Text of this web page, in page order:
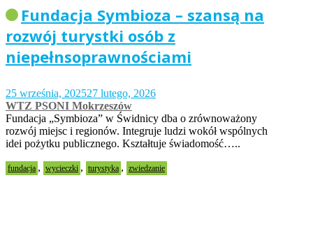
Fundacja Symbioza – szansą na
rozwój turystki osób z
niepełnsoprawnościami
25 września, 202527 lutego, 2026
WTZ PSONI Mokrzeszów
Fundacja „Symbioza” w Świdnicy dba o zrównoważony
rozwój miejsc i regionów. Integruje ludzi wokół wspólnych
idei pożytku publicznego. Kształtuje świadomość…..
fundacja , wycieczki , turystyka , zwiedzanie